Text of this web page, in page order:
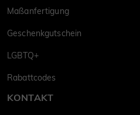
Maßanfertigung
Geschenkgutschein
LGBTQ+
Rabattcodes
KONTAKT